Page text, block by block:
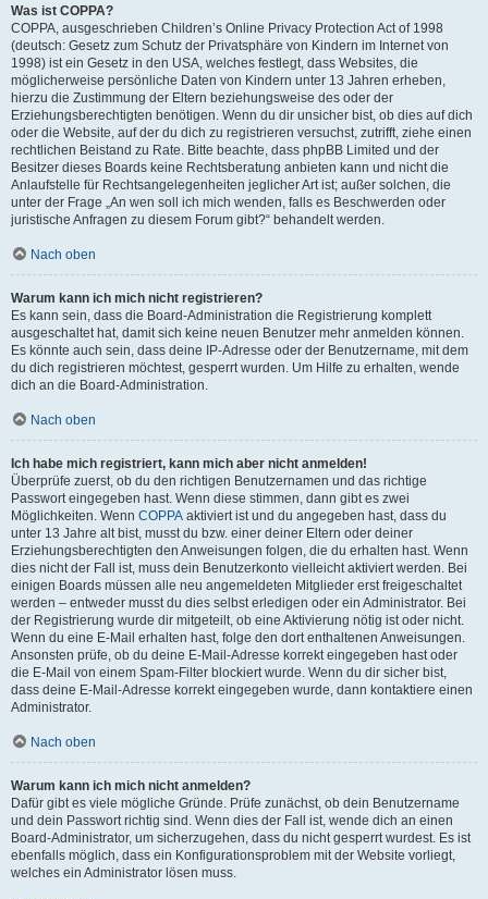
Was ist COPPA?
COPPA, ausgeschrieben Children’s Online Privacy Protection Act of 1998
(deutsch: Gesetz zum Schutz der Privatsphäre von Kindern im Internet von
1998) ist ein Gesetz in den USA, welches festlegt, dass Websites, die
möglicherweise persönliche Daten von Kindern unter 13 Jahren erheben,
hierzu die Zustimmung der Eltern beziehungsweise des oder der
Erziehungsberechtigten benötigen. Wenn du dir unsicher bist, ob dies auf dich
oder die Website, auf der du dich zu registrieren versuchst, zutrifft, ziehe einen
rechtlichen Beistand zu Rate. Bitte beachte, dass phpBB Limited und der
Besitzer dieses Boards keine Rechtsberatung anbieten kann und nicht die
Anlaufstelle für Rechtsangelegenheiten jeglicher Art ist; außer solchen, die
unter der Frage „An wen soll ich mich wenden, falls es Beschwerden oder
juristische Anfragen zu diesem Forum gibt?“ behandelt werden.
Nach oben
Warum kann ich mich nicht registrieren?
Es kann sein, dass die Board-Administration die Registrierung komplett
ausgeschaltet hat, damit sich keine neuen Benutzer mehr anmelden können.
Es könnte auch sein, dass deine IP-Adresse oder der Benutzername, mit dem
du dich registrieren möchtest, gesperrt wurden. Um Hilfe zu erhalten, wende
dich an die Board-Administration.
Nach oben
Ich habe mich registriert, kann mich aber nicht anmelden!
Überprüfe zuerst, ob du den richtigen Benutzernamen und das richtige
Passwort eingegeben hast. Wenn diese stimmen, dann gibt es zwei
Möglichkeiten. Wenn COPPA aktiviert ist und du angegeben hast, dass du
unter 13 Jahre alt bist, musst du bzw. einer deiner Eltern oder deiner
Erziehungsberechtigten den Anweisungen folgen, die du erhalten hast. Wenn
dies nicht der Fall ist, muss dein Benutzerkonto vielleicht aktiviert werden. Bei
einigen Boards müssen alle neu angemeldeten Mitglieder erst freigeschaltet
werden – entweder musst du dies selbst erledigen oder ein Administrator. Bei
der Registrierung wurde dir mitgeteilt, ob eine Aktivierung nötig ist oder nicht.
Wenn du eine E-Mail erhalten hast, folge den dort enthaltenen Anweisungen.
Ansonsten prüfe, ob du deine E-Mail-Adresse korrekt eingegeben hast oder
die E-Mail von einem Spam-Filter blockiert wurde. Wenn du dir sicher bist,
dass deine E-Mail-Adresse korrekt eingegeben wurde, dann kontaktiere einen
Administrator.
Nach oben
Warum kann ich mich nicht anmelden?
Dafür gibt es viele mögliche Gründe. Prüfe zunächst, ob dein Benutzername
und dein Passwort richtig sind. Wenn dies der Fall ist, wende dich an einen
Board-Administrator, um sicherzugehen, dass du nicht gesperrt wurdest. Es ist
ebenfalls möglich, dass ein Konfigurationsproblem mit der Website vorliegt,
welches ein Administrator lösen muss.